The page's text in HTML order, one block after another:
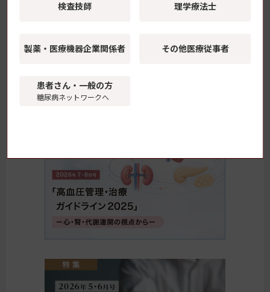
る電子ジャーナル
毎号、明日の臨床に役立つ時宜を捉えたテーマを取り
指される先生まで、ぜひアップデートにお役立てくだ
さい。
検査技師 理学療法士
製薬・医療機器企業関係者 その他医療従事者
患者さん・一般の方
糖尿病ネットワークへ